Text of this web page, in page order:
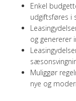
Enkel
udgiftsføres i
og genererer
Muliggør
nye og